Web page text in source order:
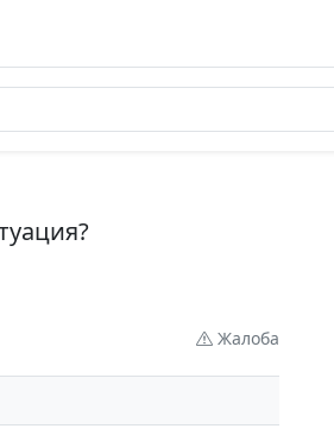
Жалоба